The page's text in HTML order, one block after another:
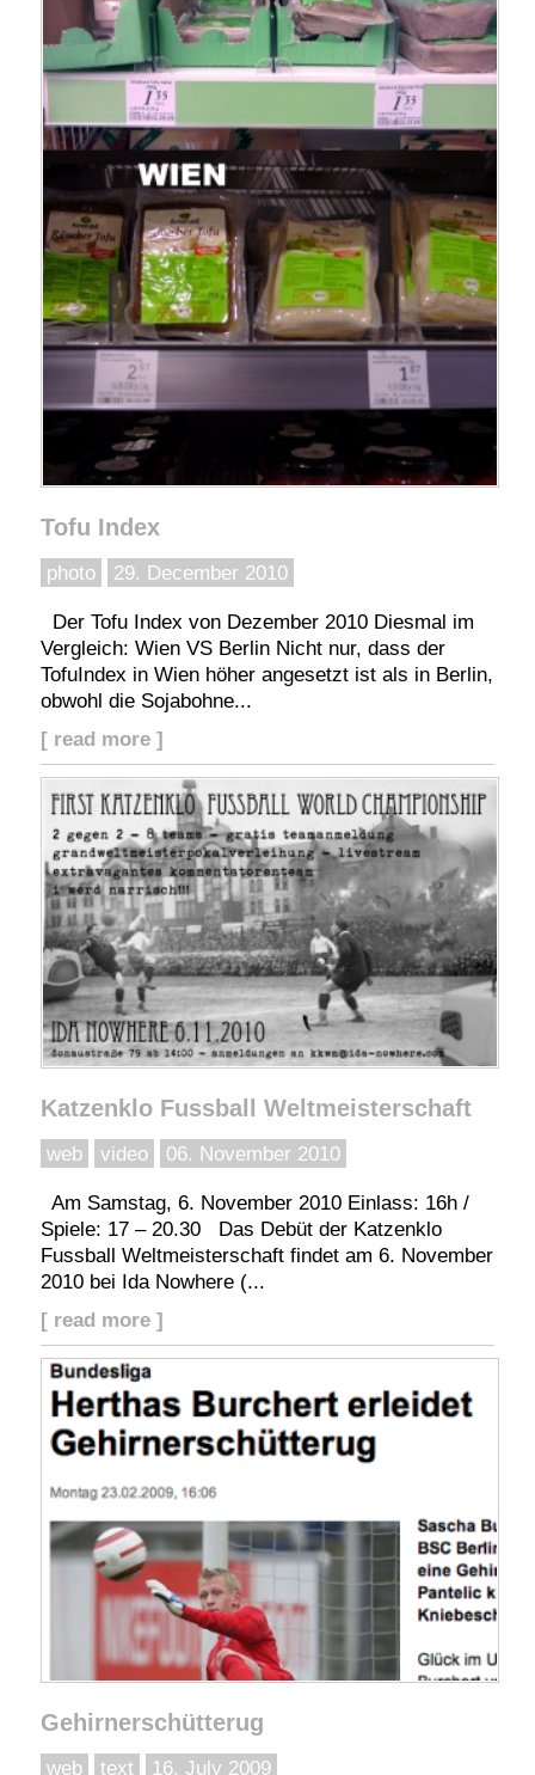
Tofu Index
photo 29. December 2010
Der Tofu Index von Dezember 2010 Diesmal im
Vergleich: Wien VS Berlin Nicht nur, dass der
TofuIndex in Wien höher angesetzt ist als in Berlin,
obwohl die Sojabohne...
[ read more ]
Katzenklo Fussball Weltmeisterschaft
web video 06. November 2010
Am Samstag, 6. November 2010 Einlass: 16h /
Spiele: 17 – 20.30 Das Debüt der Katzenklo
Fussball Weltmeisterschaft findet am 6. November
2010 bei Ida Nowhere (...
[ read more ]
Gehirnerschütterug
web text 16. July 2009